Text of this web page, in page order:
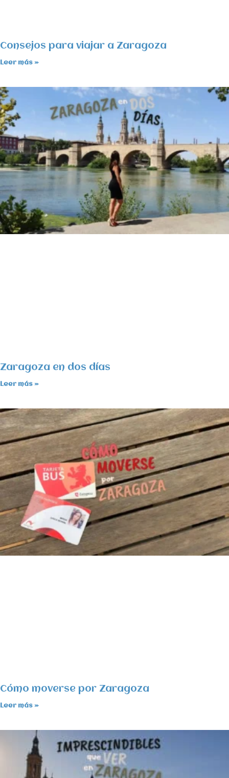
Consejos para viajar a Zaragoza
Leer más »
Zaragoza en dos días
Leer más »
Cómo moverse por Zaragoza
Leer más »